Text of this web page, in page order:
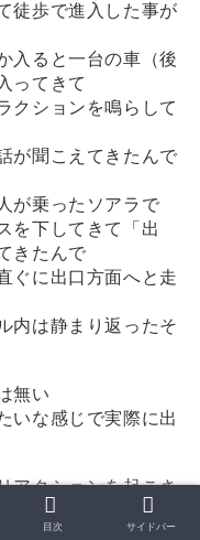
徒歩で進入した事が
入ると一台の車（後
ってきて
クションを鳴らして
が聞こえてきたんで
が乗ったソアラで
を下してきて「出
きたんで
ぐに出口方面へと走
内は静まり返ったそ
無い
いな感じで実際に出
アクションを起こさ
目次 サイドバー